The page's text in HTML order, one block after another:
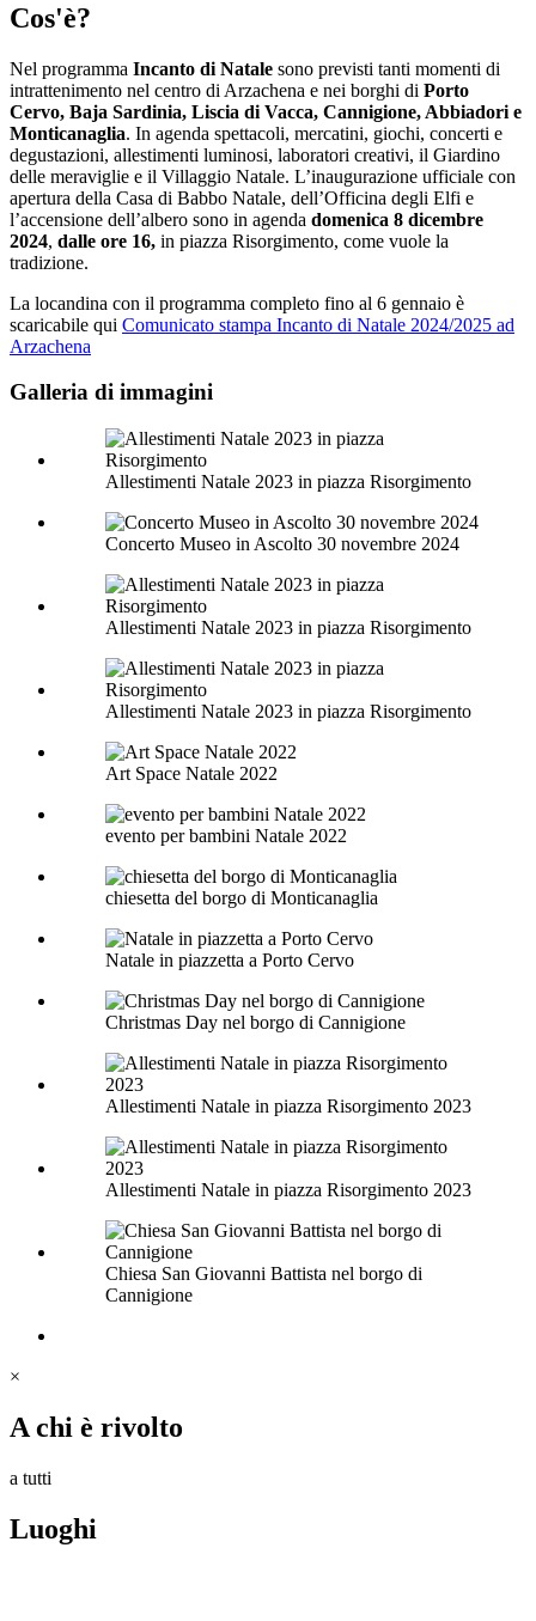
Cos'è?
Nel programma Incanto di Natale sono previsti tanti momenti di
intrattenimento nel centro di Arzachena e nei borghi di Porto
Cervo, Baja Sardinia, Liscia di Vacca, Cannigione, Abbiadori e
Monticanaglia. In agenda spettacoli, mercatini, giochi, concerti e
degustazioni, allestimenti luminosi, laboratori creativi, il Giardino
delle meraviglie e il Villaggio Natale. L’inaugurazione ufficiale con
apertura della Casa di Babbo Natale, dell’Officina degli Elfi e
l’accensione dell’albero sono in agenda domenica 8 dicembre
2024, dalle ore 16, in piazza Risorgimento, come vuole la
tradizione.
La locandina con il programma completo fino al 6 gennaio è
scaricabile qui Comunicato stampa Incanto di Natale 2024/2025 ad
Arzachena
Galleria di immagini
Allestimenti Natale 2023 in piazza Risorgimento
Concerto Museo in Ascolto 30 novembre 2024
Allestimenti Natale 2023 in piazza Risorgimento
Allestimenti Natale 2023 in piazza Risorgimento
Art Space Natale 2022
evento per bambini Natale 2022
chiesetta del borgo di Monticanaglia
Natale in piazzetta a Porto Cervo
Christmas Day nel borgo di Cannigione
Allestimenti Natale in piazza Risorgimento 2023
Allestimenti Natale in piazza Risorgimento 2023
Chiesa San Giovanni Battista nel borgo di
Cannigione
×
A chi è rivolto
a tutti
Luoghi